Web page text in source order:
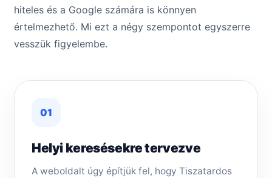
hiteles és a Google számára is könnyen
értelmezhető. Mi ezt a négy szempontot egyszerre
vesszük figyelembe.
01
Helyi keresésekre tervezve
A weboldalt úgy építjük fel, hogy Tiszatar­dos